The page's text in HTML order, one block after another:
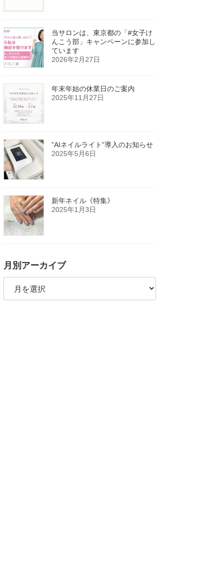
当サロンは、東京都の「#女子け
んこう部」キャンペーンに参加し
ています
2026年2月27日
年末年始の休業日のご案内
2025年11月27日
”AIネイルライト”導入のお知らせ
2025年5月6日
新年ネイル《特集》
2025年1月3日
月別アーカイブ
月
ア